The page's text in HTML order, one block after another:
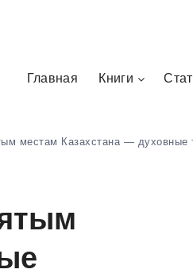
Главная Книги
местам Казахстана — духовные